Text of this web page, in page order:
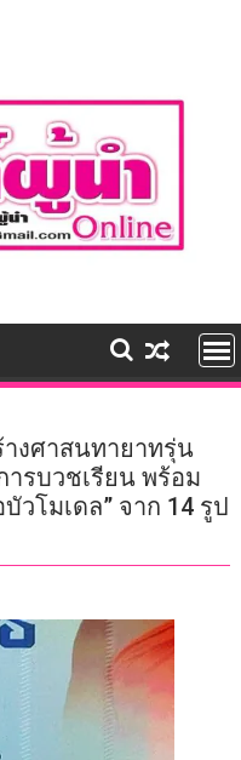
งศาสนทายาทรุ่น
ารบวชเรียน พร้อม
วโมเดล” จาก 14 รูป